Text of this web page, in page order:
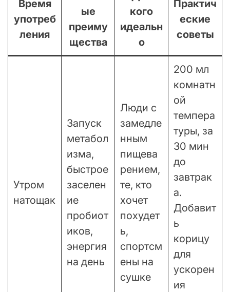
Время
употреб
ления
ые
преиму
щества
кого
идеальн
о
Практич
еские
советы
Утром
натощак
Запуск
метабол
изма,
быстрое
заселен
ие
пробиот
иков,
энергия
на день
Люди с
замедле
нным
пищева
рением,
те, кто
хочет
похудет
ь,
спортсм
ены на
сушке
200 мл
комнатн
ой
темпера
туры, за
30 мин
до
завтрак
а.
Добавит
ь
корицу
для
ускорен
ия